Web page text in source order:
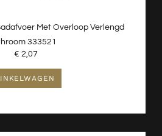
Met Overloop Verlengd
333521
€ 2,07